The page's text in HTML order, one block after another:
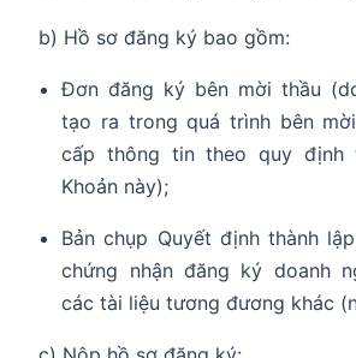
b) Hồ sơ đăng ký bao gồm:
Đơn đăng ký bên mời thầu
tạo ra trong quá trình bên
cấp thông tin theo quy định
Khoản này);
Bản chụp Quyết định thành
chứng nhận đăng ký doanh
các tài liệu tương đương khác